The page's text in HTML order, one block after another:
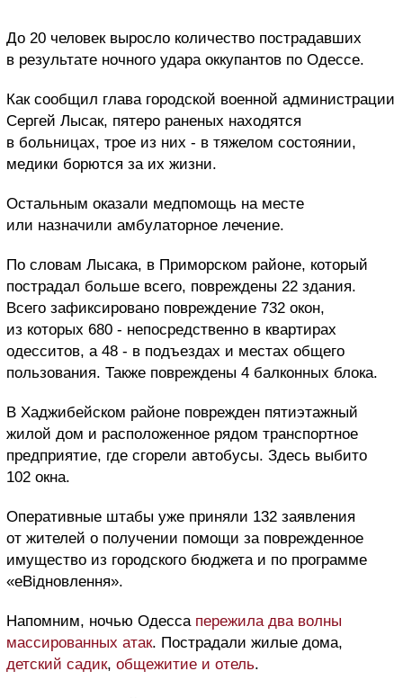
До 20 человек выросло количество пострадавших
в результате ночного удара оккупантов по Одессе.
Как сообщил глава городской военной администрации
Сергей Лысак, пятеро раненых находятся
в больницах, трое из них - в тяжелом состоянии,
медики борются за их жизни.
Остальным оказали медпомощь на месте
или назначили амбулаторное лечение.
По словам Лысака, в Приморском районе, который
пострадал больше всего, повреждены 22 здания.
Всего зафиксировано повреждение 732 окон,
из которых 680 - непосредственно в квартирах
одесситов, а 48 - в подъездах и местах общего
пользования. Также повреждены 4 балконных блока.
В Хаджибейском районе поврежден пятиэтажный
жилой дом и расположенное рядом транспортное
предприятие, где сгорели автобусы. Здесь выбито
102 окна.
Оперативные штабы уже приняли 132 заявления
от жителей о получении помощи за поврежденное
имущество из городского бюджета и по программе
«еВідновлення».
Напомним, ночью Одесса пережила два волны
массированных атак. Пострадали жилые дома,
детский садик, общежитие и отель.